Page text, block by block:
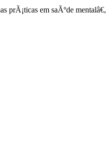
em saÃºde mentalâ€,